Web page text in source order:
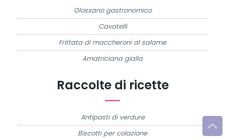
Raccolte di ricette
Antipasti di verdure
Biscotti per colazione
Glossario gastronomico
Cavatelli
Frittata di maccheroni al salame
Amatriciana gialla